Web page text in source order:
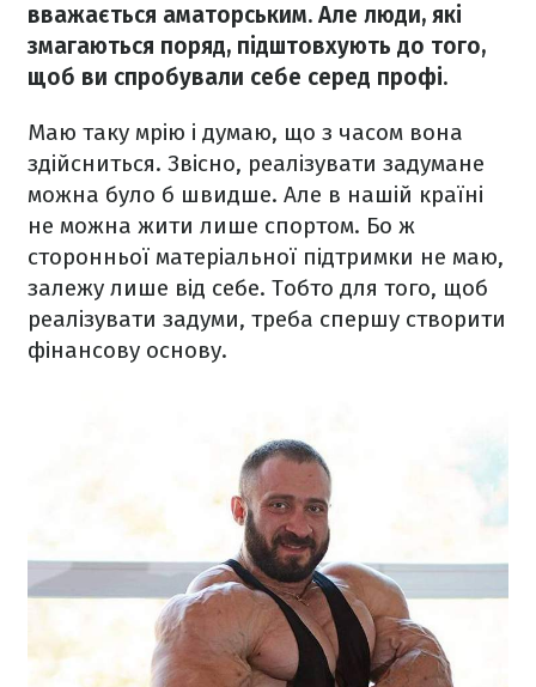
вважається аматорським. Але люди, які
змагаються поряд, підштовхують до того,
щоб ви спробували себе серед профі.
Маю таку мрію і думаю, що з часом вона
здійсниться. Звісно, реалізувати задумане
можна було б швидше. Але в нашій країні
не можна жити лише спортом. Бо ж
сторонньої матеріальної підтримки не маю,
залежу лише від себе. Тобто для того, щоб
реалізувати задуми, треба спершу створити
фінансову основу.